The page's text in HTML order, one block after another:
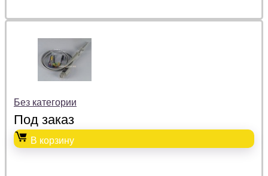
Без категории
Под заказ
В корзину